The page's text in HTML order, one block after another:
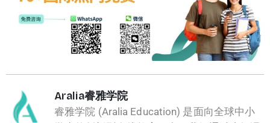
Aralia睿雅学院
睿雅学院 (Aralia Education) 是面向全球中小